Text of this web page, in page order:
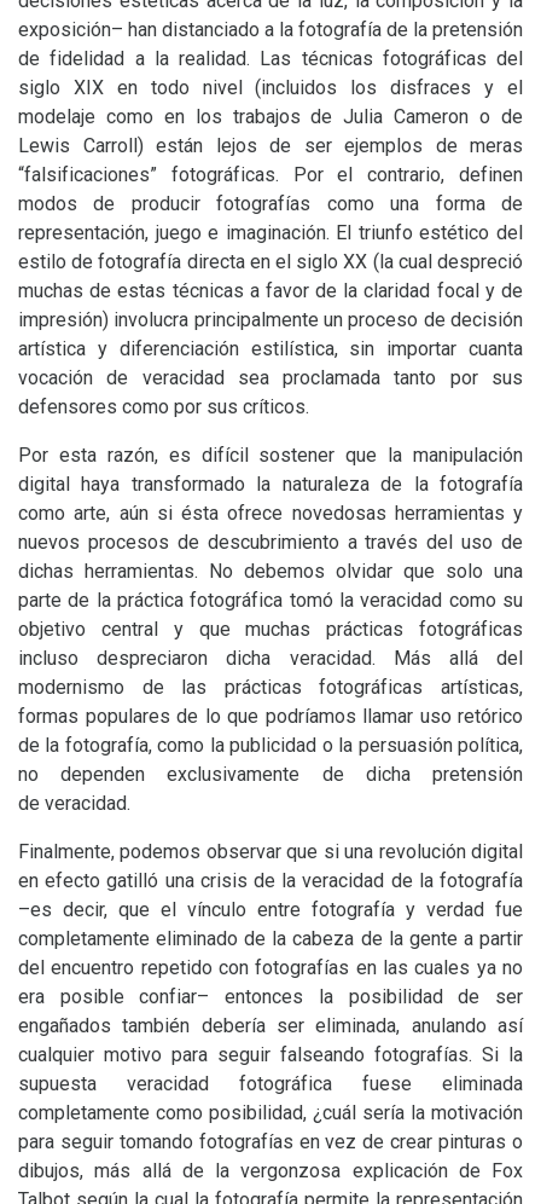
exposición– han distanciado a la fotografía de la pretensión
de fidelidad a la realidad. Las técnicas fotográficas del
siglo XIXen todo nivel (incluidos los disfraces y el
modelaje como en los trabajos de Julia Cameron o de
Lewis Carroll) están lejos de ser ejemplos de meras
“falsificaciones” fotográficas. Por el contrario, definen
modos de producir fotografías como una forma de
representación, juego e imaginación. El triunfo estético del
estilo de fotografía directa en el sigloXX (la cual despreció
muchas de estas técnicas a favor de la claridad focal y de
impresión) involucra principalmente un proceso de decisión
artística y diferenciación estilística, sin importar cuanta
vocación de veracidad sea proclamada tanto por sus
defensores como por sus críticos.
Por esta razón, es difícil sostener que la manipulación
digital haya transformado la naturaleza de la fotografía
como arte, aún si ésta ofrece novedosas herramientas y
nuevos procesos de descubrimiento a través del uso de
dichas herramientas. No debemos olvidar que solo una
parte de la práctica fotográfica tomó la veracidad como su
objetivo central y que muchas prácticas fotográficas
incluso despreciaron dicha veracidad. Más allá del
modernismo de las prácticas fotográficas artísticas,
formas populares de lo que podríamos llamar uso retórico
de la fotografía, como la publicidad o la persuasión política,
no dependen exclusivamente de dicha pretensión
de veracidad.
Finalmente, podemos observar que si una revolución digital
en efecto gatilló una crisis de la veracidad de la fotografía
–es decir, que el vínculo entre fotografía y verdad fue
completamente eliminado de la cabeza de la gente a partir
del encuentro repetido con fotografías en las cuales ya no
era posible confiar– entonces la posibilidad de ser
engañados también debería ser eliminada, anulando así
cualquier motivo para seguir falseando fotografías. Si la
supuesta veracidad fotográfica fuese eliminada
completamente como posibilidad, ¿cuál sería la motivación
para seguir tomando fotografías en vez de crear pinturas o
dibujos, más allá de la vergonzosa explicación de Fox